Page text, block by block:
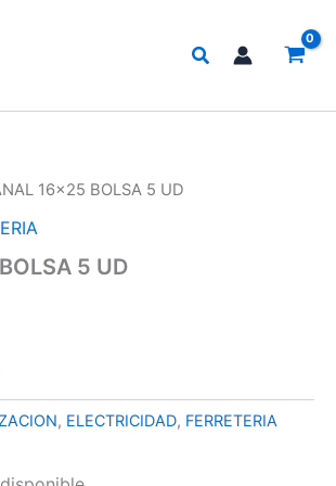
Buscar
16×25 BOLSA 5 UD
5 UD
, ELECTRICIDAD, FERRETERIA